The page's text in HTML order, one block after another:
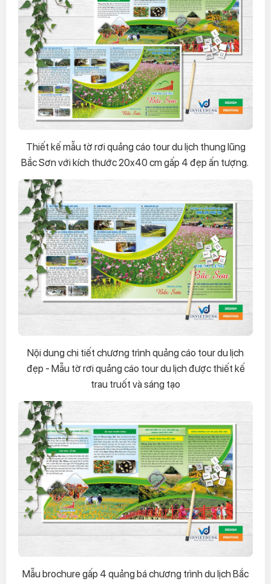
Thiết kế mẫu tờ rơi quảng cáo tour du lịch thung lũng
Bắc Sơn với kích thước 20x40 cm gấp 4 đẹp ấn tượng.
Nội dung chi tiết chương trình quảng cáo tour du lịch
đẹp - Mẫu tờ rơi quảng cáo tour du lịch được thiết kế
trau truốt và sáng tạo
Mẫu brochure gấp 4 quảng bá chương trình du lịch Bắc